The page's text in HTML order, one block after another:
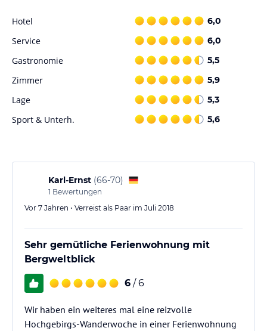
Hotel 6,0
Service 6,0
Gastronomie 5,5
Zimmer 5,9
Lage 5,3
Sport & Unterh. 5,6
Karl-Ernst (66-70)
1 Bewertungen
Vor 7 Jahren • Verreist als Paar im Juli 2018
Sehr gemütliche Ferienwohnung mit
Bergweltblick
6 / 6
Wir haben ein weiteres mal eine reizvolle
Hochgebirgs-Wanderwoche in einer Ferienwohnung